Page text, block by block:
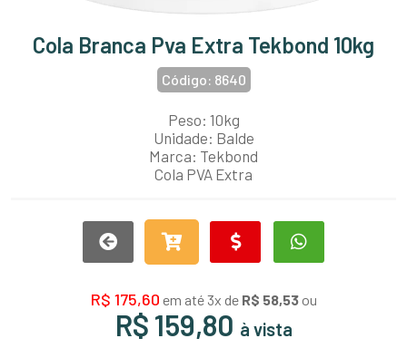
Cola Branca Pva Extra Tekbond 10kg
Código: 8640
Peso: 10kg
Unidade: Balde
Marca: Tekbond
Cola PVA Extra
R$ 175,60 em até 3x de R$ 58,53ou
R$ 159,80 à vista